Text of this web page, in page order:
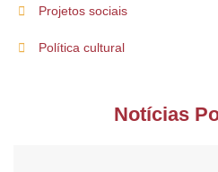
Projetos sociais
Política cultural
Notícias